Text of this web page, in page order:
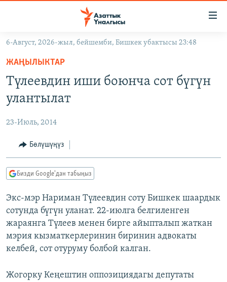
Навигацияга
өтүңүз
Издөөгө
салыңызКЫРГЫЗСТАН
ЭКОНОМИКА
МАДАНИЯТ
ДҮЙНӨ
БОРБОР АЗИЯ
АТАЙЫН ИЛИКТӨӨ
ТВ ПРОГРАММАЛАР
ЭКСПЕРТТЕР ТАЛДАЙТ
БИЗ ЖАНА ДҮЙНӨ
ДАНИСТЕ
ЭЖЕ-СИҢДИЛЕР
АЗАТТЫК+
ЫҢГАЙСЫЗ СУРООЛОР
ӨЗГӨЧӨ ПИКИР
Русский
ОНЛАЙН ШЕРИНЕ
6-Август, 2026-жыл, бейшемби, Бишкек убактысы 23:48
ЖАҢЫЛЫКТАР
Түлеевдин иши боюнча сот бүгүн
улантылат
23-Июль, 2014
Бөлүшүңүз
Бизди Google'дан табыңыз
Экс-мэр Нариман Түлеевдин соту Бишкек шаардык
сотунда бүгүн уланат. 22-июлга белгиленген
жараянга Түлеев менен бирге айыпталып жаткан
мэрия кызматкерлеринин биринин адвокаты
келбей, сот отуруму болбой калган.
Жогорку Кеңештин оппозициядагы депутаты